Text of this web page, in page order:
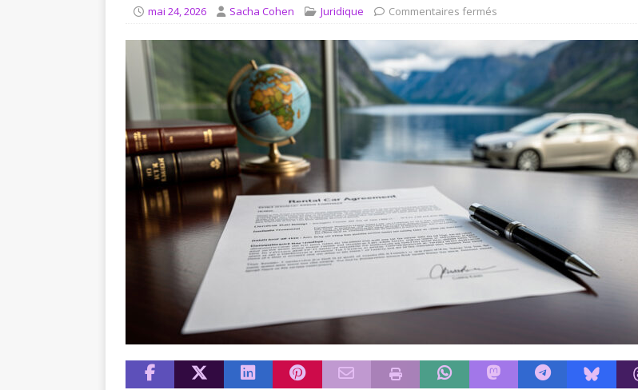
Comment intégrer les recommandations électroniques dans vos dossiers
mai 24, 2026 Sacha Cohen Juridique Commentaires fermés